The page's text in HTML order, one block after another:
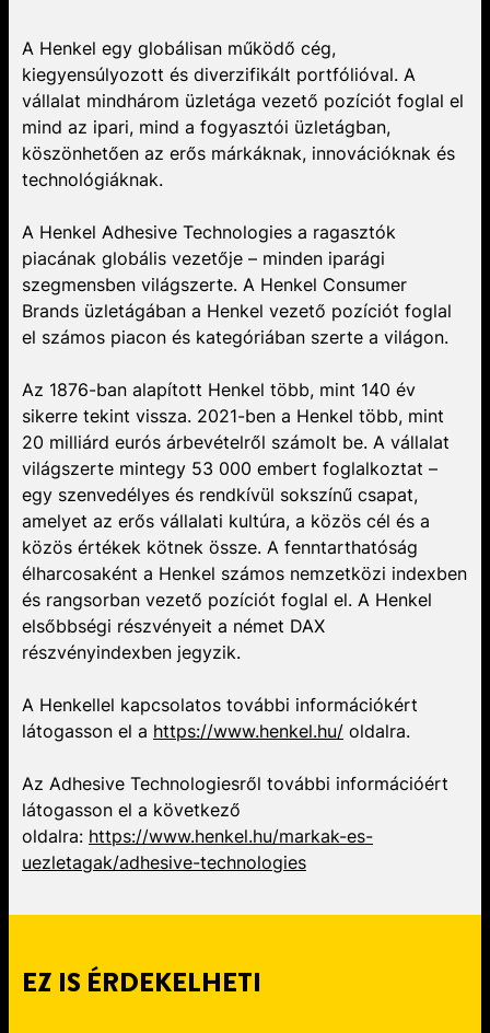
A Henkel egy globálisan működő cég,
kiegyensúlyozott és diverzifikált portfólióval. A
vállalat mindhárom üzletága vezető pozíciót foglal el
mind az ipari, mind a fogyasztói üzletágban,
köszönhetően az erős márkáknak, innovációknak és
technológiáknak.
A Henkel Adhesive Technologies a ragasztók
piacának globális vezetője – minden iparági
szegmensben világszerte. A Henkel Consumer
Brands üzletágában a Henkel vezető pozíciót foglal
el számos piacon és kategóriában szerte a világon.
Az 1876-ban alapított Henkel több, mint 140 év
sikerre tekint vissza. 2021-ben a Henkel több, mint
20 milliárd eurós árbevételről számolt be. A vállalat
világszerte mintegy 53 000 embert foglalkoztat –
egy szenvedélyes és rendkívül sokszínű csapat,
amelyet az erős vállalati kultúra, a közös cél és a
közös értékek kötnek össze. A fenntarthatóság
élharcosaként a Henkel számos nemzetközi indexben
és rangsorban vezető pozíciót foglal el. A Henkel
elsőbbségi részvényeit a német DAX
részvényindexben jegyzik.
A Henkellel kapcsolatos további információkért
látogasson el a https://www.henkel.hu/ oldalra.
Az Adhesive Technologiesről további információért
látogasson el a következő
oldalra: https://www.henkel.hu/markak-es-
uezletagak/adhesive-technologies
EZ IS ÉRDEKELHETI